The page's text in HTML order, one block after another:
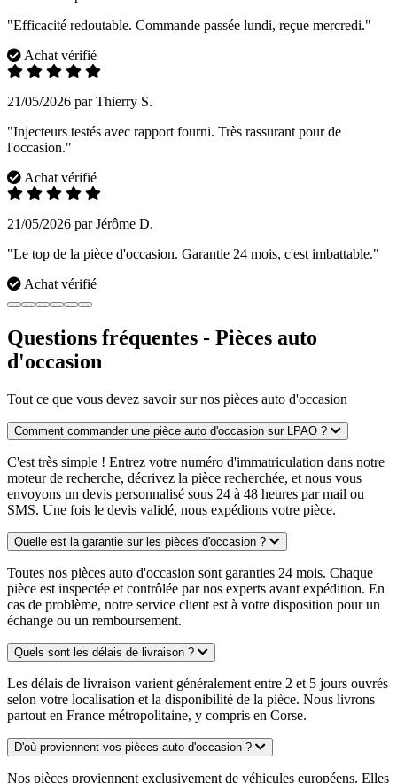
"Efficacité redoutable. Commande passée lundi, reçue mercredi."
Achat vérifié
21/05/2026 par Thierry S.
"Injecteurs testés avec rapport fourni. Très rassurant pour de
l'occasion."
Achat vérifié
21/05/2026 par Jérôme D.
"Le top de la pièce d'occasion. Garantie 24 mois, c'est imbattable."
Achat vérifié
Questions fréquentes - Pièces auto
d'occasion
Tout ce que vous devez savoir sur nos pièces auto d'occasion
Comment commander une pièce auto d'occasion sur LPAO ?
C'est très simple ! Entrez votre numéro d'immatriculation dans notre
moteur de recherche, décrivez la pièce recherchée, et nous vous
envoyons un devis personnalisé sous 24 à 48 heures par mail ou
SMS. Une fois le devis validé, nous expédions votre pièce.
Quelle est la garantie sur les pièces d'occasion ?
Toutes nos pièces auto d'occasion sont garanties 24 mois. Chaque
pièce est inspectée et contrôlée par nos experts avant expédition. En
cas de problème, notre service client est à votre disposition pour un
échange ou un remboursement.
Quels sont les délais de livraison ?
Les délais de livraison varient généralement entre 2 et 5 jours ouvrés
selon votre localisation et la disponibilité de la pièce. Nous livrons
partout en France métropolitaine, y compris en Corse.
D'où proviennent vos pièces auto d'occasion ?
Nos pièces proviennent exclusivement de véhicules européens. Elles